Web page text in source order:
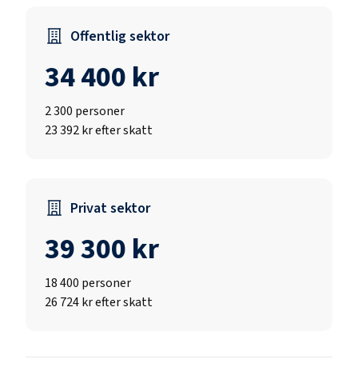
Offentlig sektor
34 400 kr
2 300 personer
23 392 kr efter skatt
Privat sektor
39 300 kr
18 400 personer
26 724 kr efter skatt